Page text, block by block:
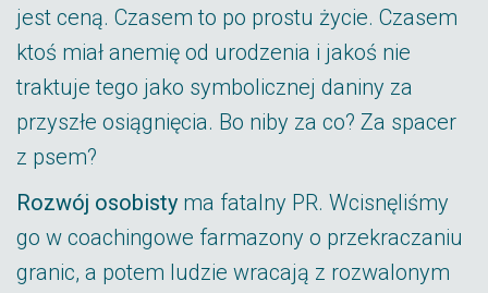
jest ceną. Czasem to po prostu życie. Czasem
ktoś miał anemię od urodzenia i jakoś nie
traktuje tego jako symbolicznej daniny za
przyszłe osiągnięcia. Bo niby za co? Za spacer
z psem?
Rozwój osobisty ma fatalny PR. Wcisnęliśmy
go w coachingowe farmazony o przekraczaniu
granic, a potem ludzie wracają z rozwalonym